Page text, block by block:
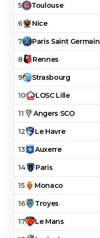
5 Toulouse
6 Nice
7 Paris Saint Germain
8 Rennes
9 Strasbourg
10 LOSC Lille
11 Angers SCO
12 Le Havre
13 Auxerre
14 Paris
15 Monaco
16 Troyes
17 Le Mans